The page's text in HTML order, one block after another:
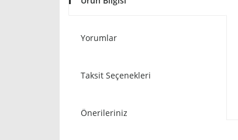
Yorumlar
Taksit Seçenekleri
Önerileriniz